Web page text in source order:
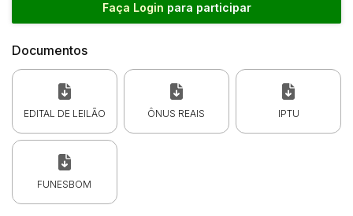
Faça Login para participar
Documentos
EDITAL DE LEILÃO ÔNUS REAIS IPTU
FUNESBOM